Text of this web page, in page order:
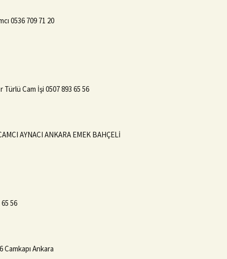
0536 709 71 20
Türlü Cam İşi 0507 893 65 56
AYNACI ANKARA EMEK BAHÇELİ
56
Camkapı Ankara